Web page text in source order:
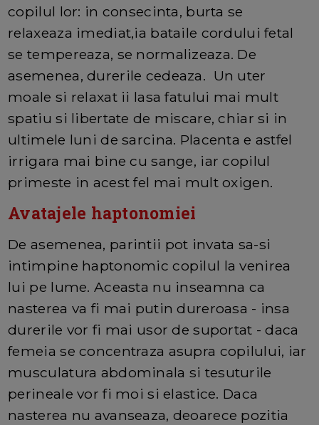
copilul lor: in consecinta, burta se
relaxeaza imediat,ia bataile cordului fetal
se tempereaza, se normalizeaza. De
asemenea, durerile cedeaza. Un uter
moale si relaxat ii lasa fatului mai mult
spatiu si libertate de miscare, chiar si in
ultimele luni de sarcina. Placenta e astfel
irrigara mai bine cu sange, iar copilul
primeste in acest fel mai mult oxigen.
Avatajele haptonomiei
De asemenea, parintii pot invata sa-si
intimpine haptonomic copilul la venirea
lui pe lume. Aceasta nu inseamna ca
nasterea va fi mai putin dureroasa - insa
durerile vor fi mai usor de suportat - daca
femeia se concentraza asupra copilului, iar
musculatura abdominala si tesuturile
perineale vor fi moi si elastice. Daca
nasterea nu avanseaza, deoarece pozitia